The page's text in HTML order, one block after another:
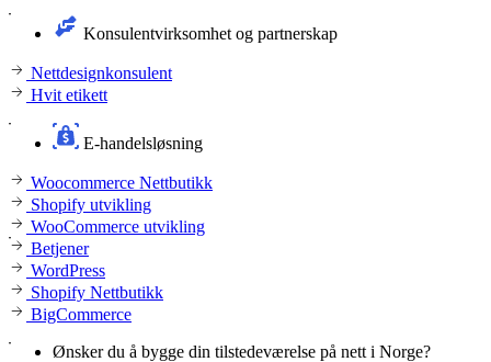
Konsulentvirksomhet og partnerskap
Nettdesignkonsulent
Hvit etikett
E-handelsløsning
Woocommerce Nettbutikk
Shopify utvikling
WooCommerce utvikling
Betjener
WordPress
Shopify Nettbutikk
BigCommerce
Ønsker du å bygge din tilstedeværelse på nett i Norge?